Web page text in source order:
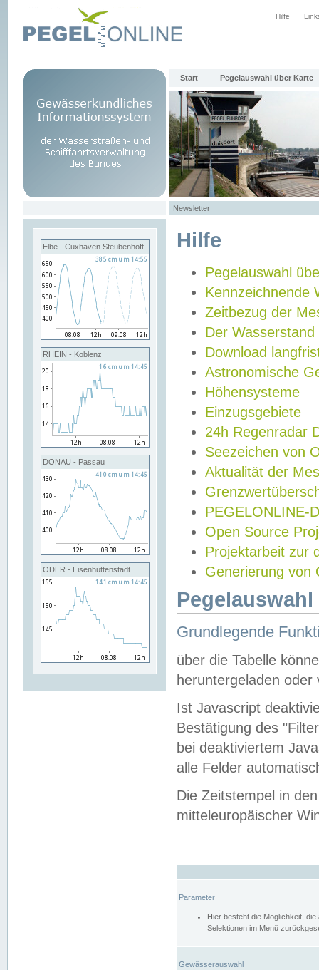
Hilfe
Start Pegelauswahl über Karte
Newsletter
Elbe - Cuxhaven Steubenhöft
RHEIN - Koblenz
DONAU - Passau
ODER - Eisenhüttenstadt
Hilfe
Pegelauswahl
Kennzeichnende
Zeitbezug der
Der Wasserstand
Download
Astronomische
Höhensysteme
Einzugsgebiete
24h Regenradar
Seezeichen von
Aktualität der
PEGELONLINE-
Open Source
Projektarbeit zur
Generierung von
Grundlegende
über die Tabelle
heruntergeladen oder
Ist Javascript
Bestätigung des
bei deaktiviertem
alle Felder
Die Zeitstempel in
mitteleuropäischer
Parameter
Hier besteht die Möglichkeit,
Selektionen im Menü
Gewässerauswahl